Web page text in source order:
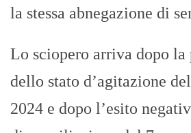
la stessa abnegazione di
Lo sciopero arriva dopo la
dello stato d’agitazione
2024 e dopo l’esito